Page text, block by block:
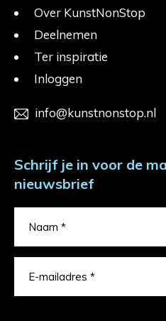
Over KunstNonStop
Deelnemen
Ter inspiratie
Inloggen
info@kunstnonstop.nl
Schrijf je in voor de
nieuwsbrief